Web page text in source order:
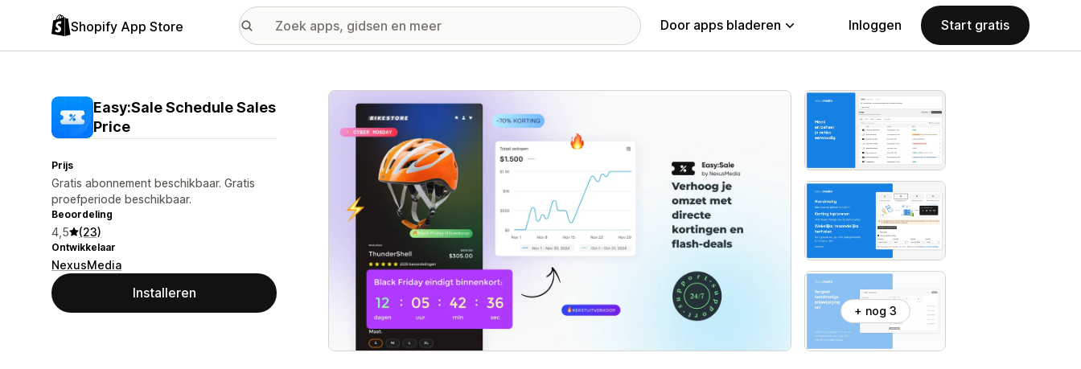
Shopify App Store Door apps bladeren Inloggen Start gratis
Easy:Sale Schedule Sales
Price
Prijs
Gratis abonnement beschikbaar. Gratis
proefperiode beschikbaar.
Beoordeling
4,5 (23)
Ontwikkelaar
NexusMedia
Installeren
Galerij met uitgelichte afbeeldingen
+ nog 3